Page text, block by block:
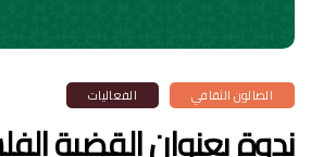
الصالون الثقافي الفعاليات
ندوة بعنوان القضية